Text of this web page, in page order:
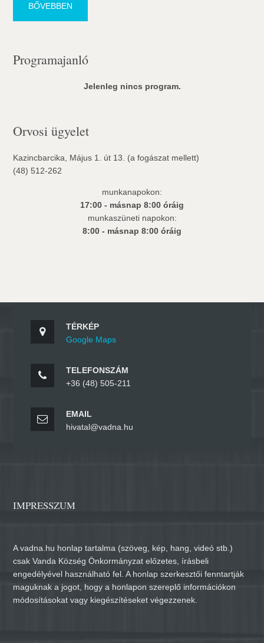
BŐVEBBEN
Programajanló
Jelenleg nincs program.
Orvosi ügyelet
Kazincbarcika, Május 1. út 13. (a fogászat mellett)
(48) 512-262
munkanapokon:
17:00 - másnap 8:00 óráig
munkaszüneti napokon:
8:00 - másnap 8:00 óráig
TÉRKÉP
Google Maps
TELEFONSZÁM
+36 (48) 505-211
EMAIL
hivatal@vadna.hu
IMPRESSZUM
A vadna.hu honlap tartalma (szöveg, kép, hang, videó stb.)
csak Vanda Község Önkormányzat előzetes, írásbeli
engedélyével használható fel. A honlap szerkesztői fenntartják
maguknak a jogot, hogy a honlapon szereplő információkon
módosításokat vagy kiegészítéseket végezzenek.